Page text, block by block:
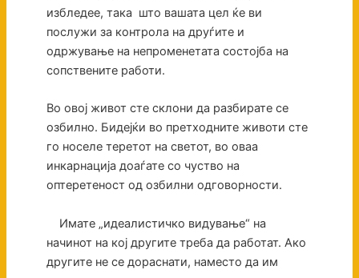
избледее, така што вашата цел ќе ви
послужи за контрола на друѓите и
одржување на непроменетата состојба на
сопствените работи.
Во овој живот сте склони да разбирате се
озбилно. Бидејќи во претходните животи сте
го носеле теретот на светот, во оваа
инкарнација доаѓате со чуство на
оптеретеност од озбилни одговорности.
Имате „идеалистичко видување“ на
начинот на кој другите треба да работат. Ако
другите не се дораснати, наместо да им